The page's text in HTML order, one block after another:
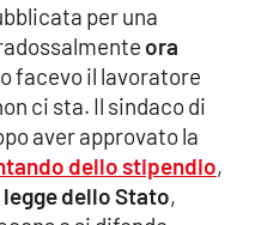
per una
ora
facevo il lavoratore
ci sta. Il sindaco di
aver approvato la
dello stipendio,
legge dello Stato,